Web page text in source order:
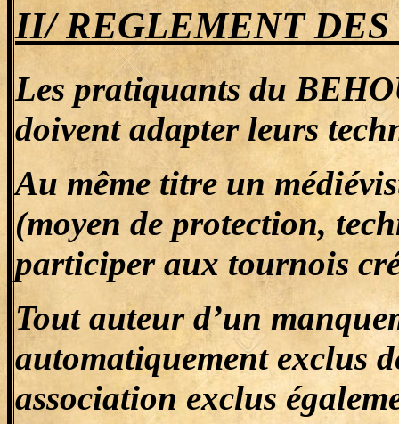
II/ REGLEMENT
Les pratiquants du
doivent adapter leurs
Au même titre un
(moyen de protection,
participer aux tournois
Tout auteur d’un
automatiquement exclus
association exclus